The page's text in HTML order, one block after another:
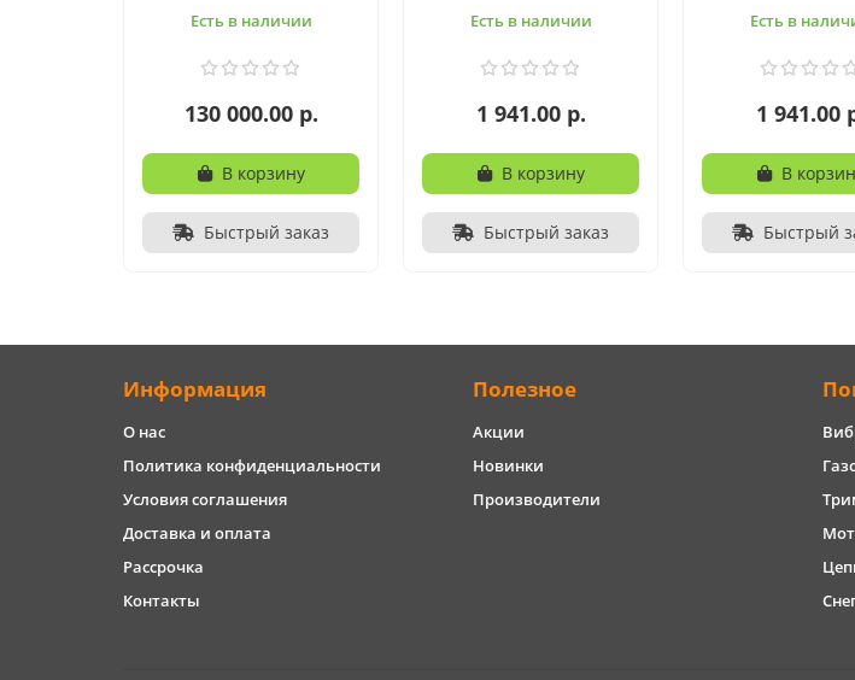
Есть в наличии
130 000.00 р.
В корзину
Быстрый заказ
Есть в наличии
1 941.00 р.
В корзину
Быстрый заказ
Есть в
1 941.00
В
Быстрый
Информация
О нас
Политика конфиденциальности
Условия соглашения
Доставка и оплата
Рассрочка
Контакты
Полезное
Акции
Новинки
Производители